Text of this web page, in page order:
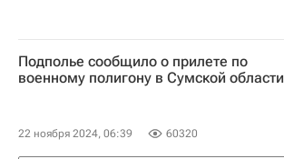
Подполье сообщило о прилете по
военному полигону в Сумской области
22 ноября 2024, 06:39 60320